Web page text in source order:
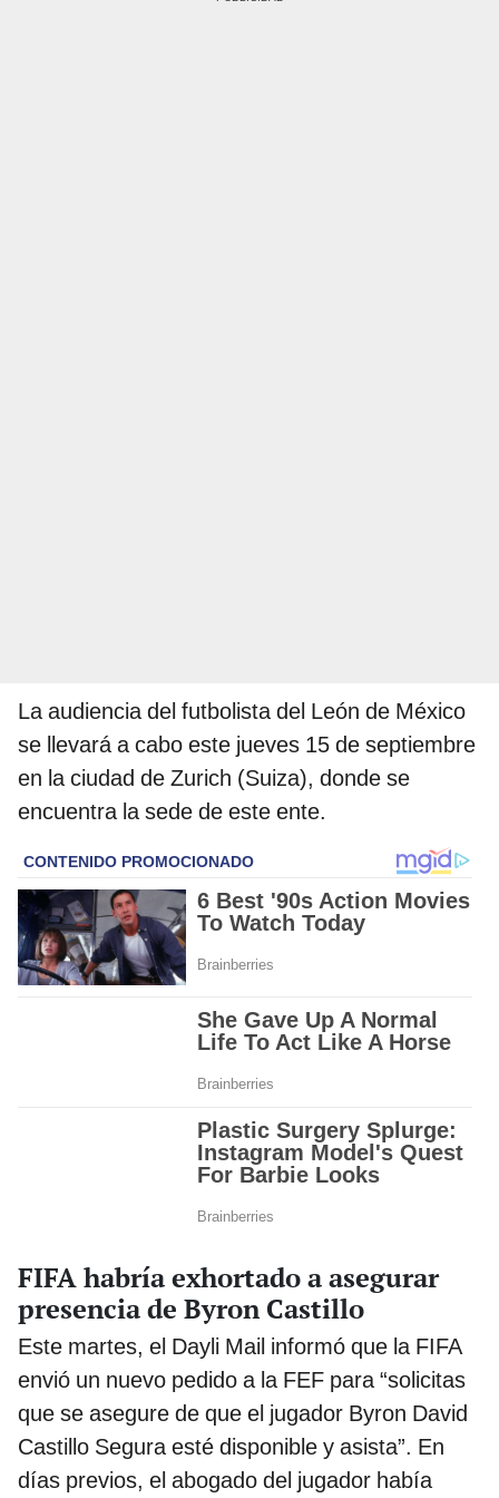
La audiencia del futbolista del León de México
se llevará a cabo este jueves 15 de septiembre
en la ciudad de Zurich (Suiza), donde se
encuentra la sede de este ente.
FIFA habría exhortado a asegurar
presencia de Byron Castillo
Este martes, el Dayli Mail informó que la FIFA
envió un nuevo pedido a la FEF para “solicitas
que se asegure de que el jugador Byron David
Castillo Segura esté disponible y asista”. En
días previos, el abogado del jugador había